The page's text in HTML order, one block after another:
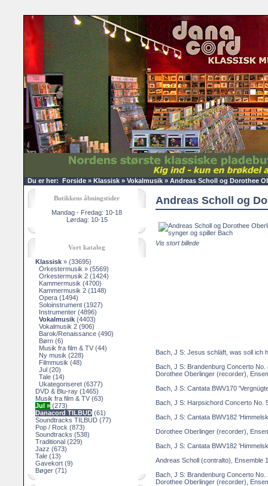
Du er her: Forside » Klassisk » Vokalmusik » Andreas Scholl og Dorothee
Butikkens åbningstider
Mandag - Fredag: 10-18
Lørdag: 10-15
Vort katalog
Klassisk » (33695)
Orkestermusik » (5569)
Orkestermusik 2 (1424)
Kammermusik (4700)
Kammermusik 2 (1148)
Opera (1494)
Soloinstrument (1927)
Instrumenter (4896)
Vokalmusik (4403)
Vokalmusik 2 (906)
Barok/Renaissance (490)
Børn (6)
Musik fra film & TV (44)
Ny musik (228)
Filmmusik (48)
Jul (20)
Tale (14)
Ukategoriseret (6377)
DVD & Blu-ray (1465)
Musik fra film & TV (63)
Jul » (273)
Danacord TILBUD (61)
Soundtracks TILBUD (77)
Pop / Rock (873)
Soundtracks (538)
Traditional (229)
Jazz (673)
Tale (13)
Gavekort (9)
Bøger (71)
Andreas Scholl og
Vis stort billede
Bach, J S: Jesus schläft, was soll ich
Bach, J S: Brandenburg Concerto No.
Dorothee Oberlinger (recorder),
Bach, J S: Cantata BWV170
Bach, J S: Harpsichord Concerto No.
Bach, J S: Cantata BWV182
Dorothee Oberlinger (recorder),
Bach, J S: Cantata BWV182
Andreas Scholl (contralto), Ensemble
Bach, J S: Brandenburg Concerto No.
Dorothee Oberlinger (recorder),